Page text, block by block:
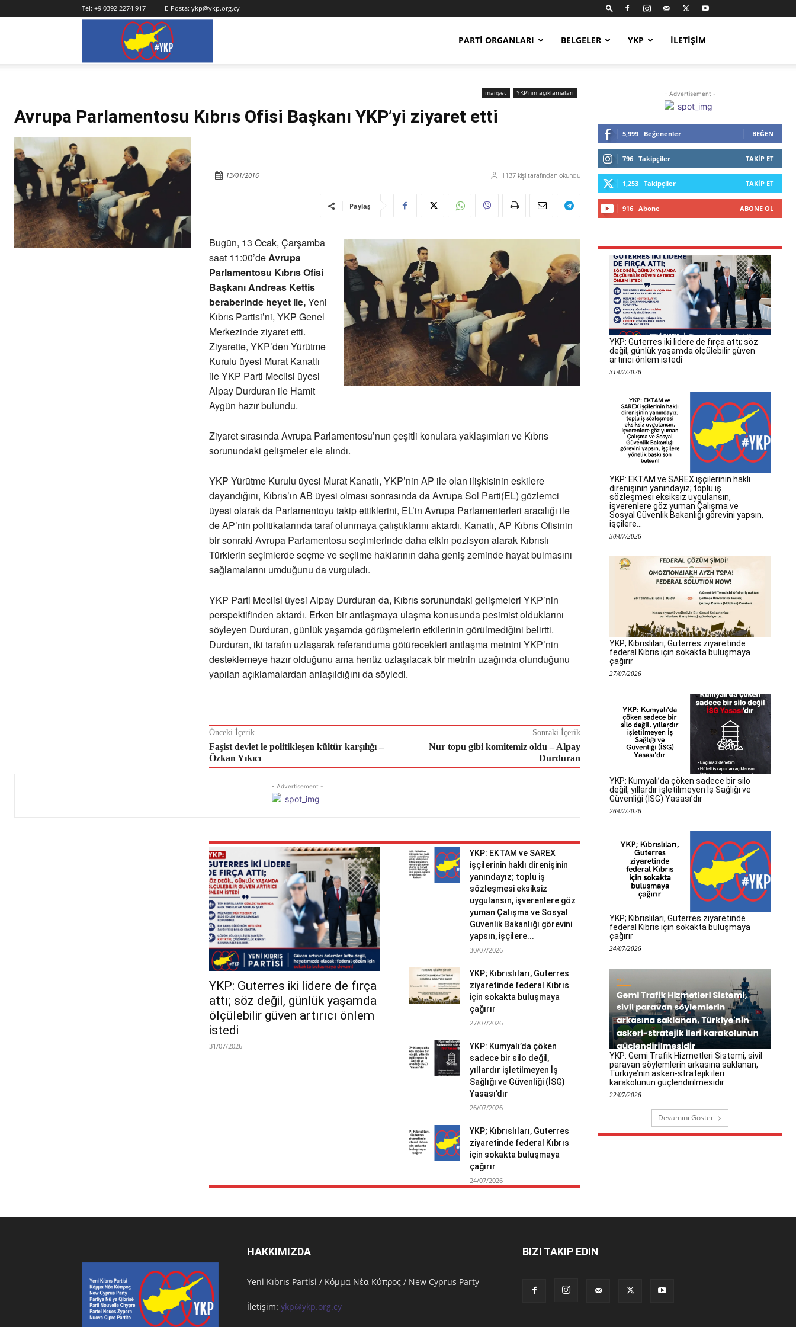
Tel: +9 0392 2274 917 E-Posta: ykp@ykp.org.cy
PARTI ORGANLARI BELGELER YKP İLETIŞIM
manşet YKP'nin açıklamaları
Avrupa Parlamentosu Kıbrıs Ofisi Başkanı YKP’yi ziyaret etti
1137kişi tarafından okundu
13/01/2016
Paylaş
Bugün, 13 Ocak, Çarşamba
saat 11:00’deAvrupa
Parlamentosu Kıbrıs Ofisi
Başkanı Andreas Kettis
beraberinde heyet ile,Yeni
Kıbrıs Partisi’ni, YKP Genel
Merkezinde ziyaret etti.
Ziyarette, YKP’den Yürütme
Kurulu üyesi Murat Kanatlı
ile YKP Parti Meclisi üyesi
Alpay Durduran ile Hamit
Aygün hazır bulundu.
Ziyaret sırasında Avrupa Parlamentosu’nun çeşitli konulara yaklaşımları ve Kıbrıs
sorunundaki gelişmeler ele alındı.
YKP Yürütme Kurulu üyesi Murat Kanatlı, YKP’nin AP ile olan ilişkisinin eskilere
dayandığını, Kıbrıs’ın AB üyesi olması sonrasında da Avrupa Sol Parti(EL) gözlemci
üyesi olarak da Parlamentoyu takip ettiklerini, EL’in Avrupa Parlamenterleri aracılığı ile
de AP’nin politikalarında taraf olunmaya çalıştıklarını aktardı. Kanatlı, AP Kıbrıs Ofisinin
bir sonraki Avrupa Parlamentosu seçimlerinde daha etkin pozisyon alarak Kıbrıslı
Türklerin seçimlerde seçme ve seçilme haklarının daha geniş zeminde hayat bulmasını
sağlamalarını umduğunu da vurguladı.
YKP Parti Meclisi üyesi Alpay Durduran da, Kıbrıs sorunundaki gelişmeleri YKP’nin
perspektifinden aktardı. Erken bir antlaşmaya ulaşma konusunda pesimist olduklarını
söyleyen Durduran, günlük yaşamda görüşmelerin etkilerinin görülmediğini belirtti.
Durduran, iki tarafın uzlaşarak referanduma götürecekleri antlaşma metnini YKP’nin
desteklemeye hazır olduğunu ama henüz uzlaşılacak bir metnin uzağında olunduğunu
yapılan açıklamalardan anlaşıldığını da söyledi.
Önceki İçerik
Faşist devlet le politikleşen kültür karşılığı –
Özkan Yıkıcı
Sonraki İçerik
Nur topu gibi komitemiz oldu – Alpay
Durduran
- Advertisement -
YKP: Guterres iki lidere de fırça
attı; söz değil, günlük yaşamda
ölçülebilir güven artırıcı önlem
istedi
31/07/2026
YKP: EKTAM ve SAREX
işçilerinin haklı direnişinin
yanındayız; toplu iş
sözleşmesi eksiksiz
uygulansın, işverenlere göz
yuman Çalışma ve Sosyal
Güvenlik Bakanlığı görevini
yapsın, işçilere...
30/07/2026
YKP; Kıbrıslıları, Guterres
ziyaretinde federal Kıbrıs
için sokakta buluşmaya
çağırır
27/07/2026
YKP: Kumyalı’da çöken
sadece bir silo değil,
yıllardır işletilmeyen İş
Sağlığı ve Güvenliği (İSG)
Yasası’dır
26/07/2026
YKP; Kıbrıslıları, Guterres
ziyaretinde federal Kıbrıs
için sokakta buluşmaya
çağırır
24/07/2026
- Advertisement -
5,999 Beğenenler BEĞEN
796 Takipçiler TAKIP ET
1,253 Takipçiler TAKIP ET
916 Abone ABONE OL
YKP: Guterres iki lidere de fırça attı; söz
değil, günlük yaşamda ölçülebilir güven
artırıcı önlem istedi
31/07/2026
YKP: EKTAM ve SAREX işçilerinin haklı
direnişinin yanındayız; toplu iş
sözleşmesi eksiksiz uygulansın,
işverenlere göz yuman Çalışma ve
Sosyal Güvenlik Bakanlığı görevini yapsın,
işçilere...
30/07/2026
YKP; Kıbrıslıları, Guterres ziyaretinde
federal Kıbrıs için sokakta buluşmaya
çağırır
27/07/2026
YKP: Kumyalı’da çöken sadece bir silo
değil, yıllardır işletilmeyen İş Sağlığı ve
Güvenliği (İSG) Yasası’dır
26/07/2026
YKP; Kıbrıslıları, Guterres ziyaretinde
federal Kıbrıs için sokakta buluşmaya
çağırır
24/07/2026
YKP: Gemi Trafik Hizmetleri Sistemi, sivil
paravan söylemlerin arkasına saklanan,
Türkiye’nin askeri-stratejik ileri
karakolunun güçlendirilmesidir
22/07/2026
Devamını Göster
HAKKIMIZDA
Υeni Kıbrıs Partisi / Κόμμα Νέα Κύπρος / New Cyprus Party
İletişim: ykp@ykp.org.cy
BIZI TAKIP EDIN